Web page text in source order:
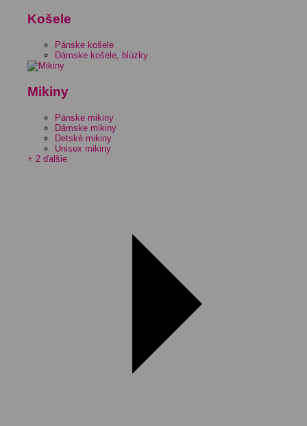
Košele
Pánske košele
Dámske košele, blúzky
Mikiny
Pánske mikiny
Dámske mikiny
Detské mikiny
Unisex mikiny
+ 2 ďalšie